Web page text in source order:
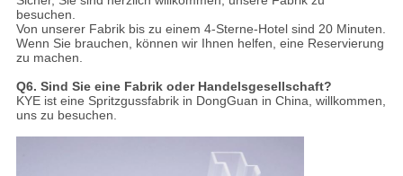
besuchen.
Von unserer Fabrik bis zu einem 4-Sterne-Hotel sind 20 Minuten.
Wenn Sie brauchen, können wir Ihnen helfen, eine Reservierung
zu machen.
Q6. Sind Sie eine Fabrik oder Handelsgesellschaft?
KYE ist eine Spritzgussfabrik in DongGuan in China, willkommen,
uns zu besuchen.